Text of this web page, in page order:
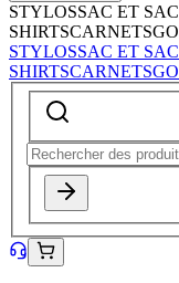
STYLOSSAC ET
SHIRTSCARNETS
STYLOSSAC ET
SHIRTSCARNETS